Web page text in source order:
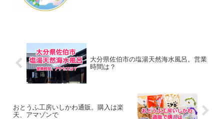
大分県佐伯市の塩湯天然海水風呂。営業
時間は？
おとうふ工房いしかわ通販。購入は楽
天、アマゾンで